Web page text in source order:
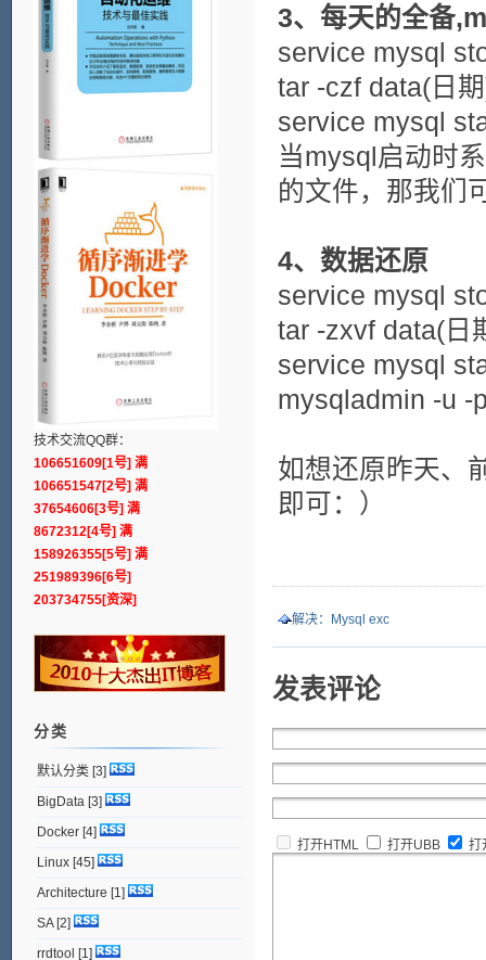
3、每天的全备
service mysql
tar -czf data(日
service mysql
当mysql启动时
的文件，那我们
4、数据还原
service mysql
tar -zxvf data(日
service mysql
mysqladmin -u -
如想还原昨天、
即可：）
解决：Mysql exc
发表评论
打开HTML 打开UBB 打
技术交流QQ群：
106651609[1号] 满
106651547[2号] 满
37654606[3号] 满
8672312[4号] 满
158926355[5号] 满
251989396[6号]
203734755[资深]
分类
默认分类[3]
BigData [3]
Docker[4]
Linux[45]
Architecture [1]
SA[2]
rrdtool [1]